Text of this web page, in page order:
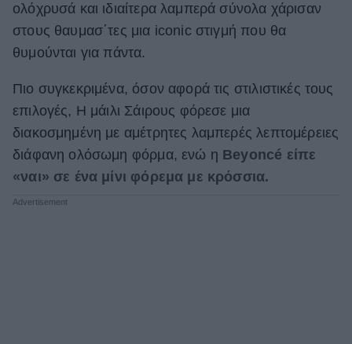
ολόχρυσά και ιδιαίτερα λαμπερά σύνολα χάρισαν
στους θαυμασ΄τες μια iconic στιγμή που θα
θυμούνται για πάντα.
Πιο συγκεκριμένα, όσον αφορά τις στιλιστικές τους
επιλογές, Η μάιλι Σάιρους φόρεσε μια
διακοσμημένη με αμέτρητες λαμπερές λεπτομέρειες
διάφανη ολόσωμη φόρμα, ενώ η Beyoncé είπε
«ναι» σε ένα μίνι φόρεμα με κρόσσια.